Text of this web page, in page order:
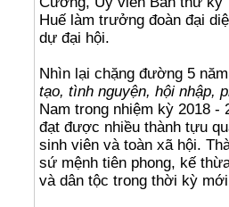
Huế làm trưởng đoàn đại
dự đại hội.
Nhìn lại chặng đường 5
tạo, tình nguyện, hội nhập,
Nam trong nhiệm kỳ 2018
đạt được nhiều thành tựu
sinh viên và toàn xã hội.
sứ mệnh tiên phong, kế
và dân tộc trong thời kỳ